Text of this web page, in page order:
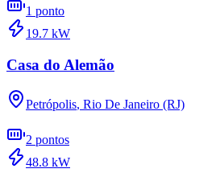
1 ponto
19.7 kW
Casa do Alemão
Petrópolis, Rio De Janeiro (RJ)
2 pontos
48.8 kW